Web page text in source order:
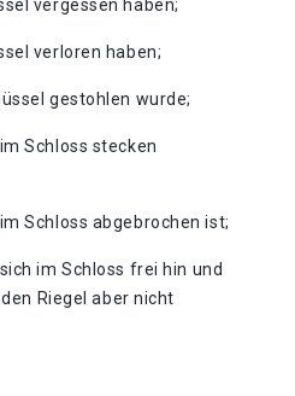
vergessen haben;
verloren haben;
gestohlen wurde;
Schloss stecken
Schloss abgebrochen ist;
im Schloss frei hin und
Riegel aber nicht